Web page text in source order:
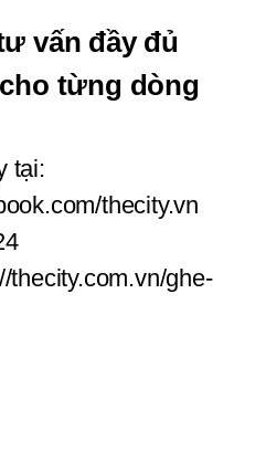
vấn đầy đủ
từng dòng
tại:
thecity.vn
thecity.com.vn/ghe-